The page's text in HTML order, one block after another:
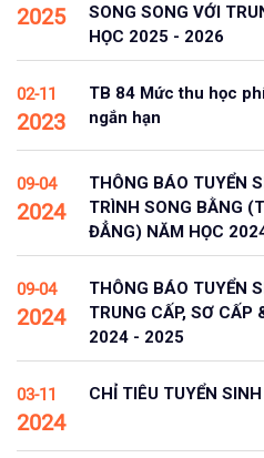
2025
SONG SONG VỚI
HỌC 2025 - 2026
02-11
2023
TB 84 Mức thu học
ngắn hạn
09-04
2024
THÔNG BÁO TUYỂN
TRÌNH SONG BẰNG
ĐẲNG) NĂM HỌC
09-04
2024
THÔNG BÁO TUYỂN
TRUNG CẤP, SƠ CẤP
2024 - 2025
03-11
2024
CHỈ TIÊU TUYỂN